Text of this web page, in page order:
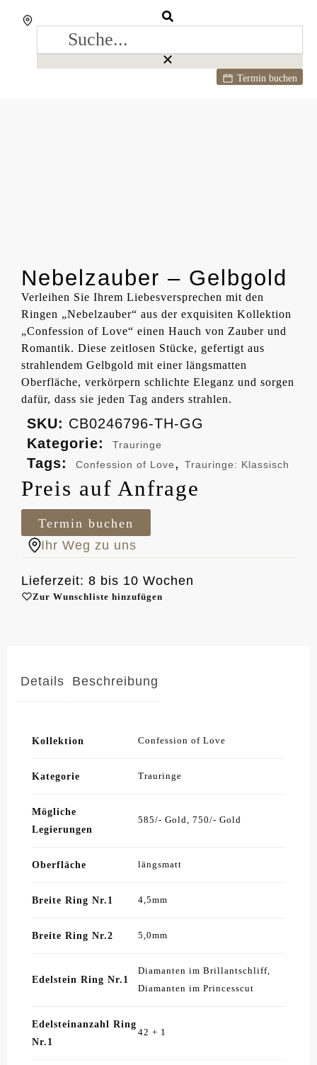
Termin buchen
Nebelzauber – Gelbgold
Verleihen Sie Ihrem Liebesversprechen mit den
Ringen „Nebelzauber“ aus der exquisiten Kollektion
„Confession of Love“ einen Hauch von Zauber und
Romantik. Diese zeitlosen Stücke, gefertigt aus
strahlendem Gelbgold mit einer längsmatten
Oberfläche, verkörpern schlichte Eleganz und sorgen
dafür, dass sie jeden Tag anders strahlen.
SKU: CB0246796-TH-GG
Kategorie:
Trauringe
Tags: Confession of Love, Trauringe: Klassisch
Preis auf Anfrage
Termin buchen
Ihr Weg zu uns
Lieferzeit: 8 bis 10 Wochen
Zur Wunschliste hinzufügen
Details Beschreibung
Kollektion Confession of Love
Kategorie Trauringe
Mögliche
Legierungen
585/- Gold, 750/- Gold
Oberfläche längsmatt
Breite Ring Nr.1 4,5mm
Breite Ring Nr.2 5,0mm
Edelstein Ring Nr.1
Diamanten im Brillantschliff,
Diamanten im Princesscut
Edelsteinanzahl Ring
Nr.1
42 + 1